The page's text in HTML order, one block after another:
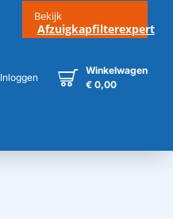
Bekijk
Afzuigkapfilterexpert
Inloggen
Winkelwagen
€ 0,00